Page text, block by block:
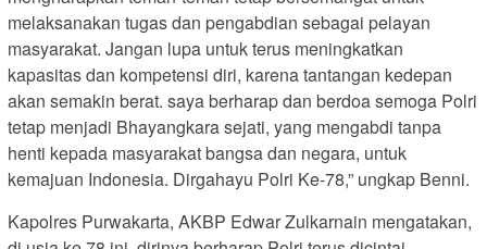
melaksanakan tugas dan pengabdian sebagai pelayan
masyarakat. Jangan lupa untuk terus meningkatkan
kapasitas dan kompetensi diri, karena tantangan kedepan
akan semakin berat. saya berharap dan berdoa semoga Polri
tetap menjadi Bhayangkara sejati, yang mengabdi tanpa
henti kepada masyarakat bangsa dan negara, untuk
kemajuan Indonesia. Dirgahayu Polri Ke-78,” ungkap Benni.
Kapolres Purwakarta, AKBP Edwar Zulkarnain mengatakan,